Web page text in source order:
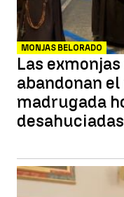
MONJAS BELORADO
Las
abandonan
madrugada
desahuciadas